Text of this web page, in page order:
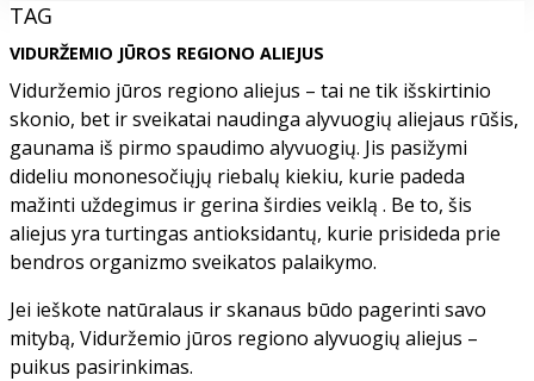
TAG
VIDURŽEMIO JŪROS REGIONO ALIEJUS
Viduržemio jūros regiono aliejus – tai ne tik išskirtinio
skonio, bet ir sveikatai naudinga alyvuogių aliejaus rūšis,
gaunama iš pirmo spaudimo alyvuogių. Jis pasižymi
dideliu mononesočiųjų riebalų kiekiu, kurie padeda
mažinti uždegimus ir gerina širdies veiklą . Be to, šis
aliejus yra turtingas antioksidantų, kurie prisideda prie
bendros organizmo sveikatos palaikymo.
Jei ieškote natūralaus ir skanaus būdo pagerinti savo
mitybą, Viduržemio jūros regiono alyvuogių aliejus –
puikus pasirinkimas.